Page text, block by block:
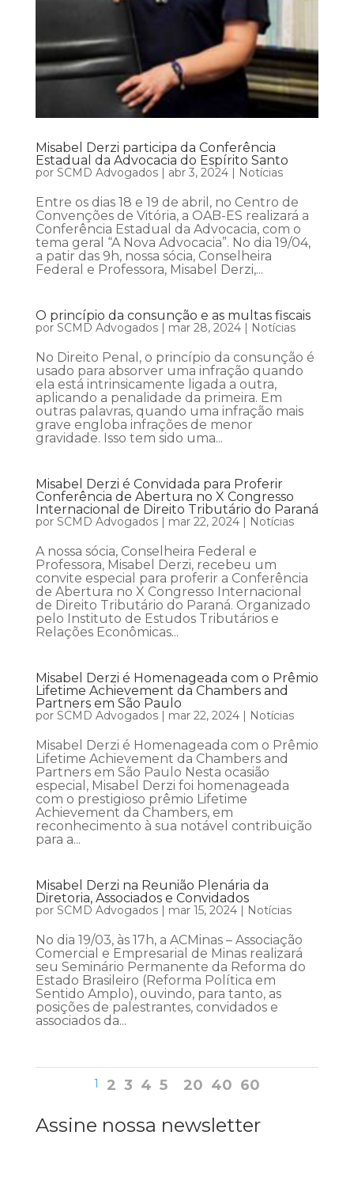
Misabel Derzi participa da Conferência
Estadual da Advocacia do Espírito Santo
por SCMD Advogados| abr 3, 2024| Notícias
Entre os dias 18 e 19 de abril, no Centro de
Convenções de Vitória, a OAB-ES realizará a
Conferência Estadual da Advocacia, com o
tema geral “A Nova Advocacia”. No dia 19/04,
a patir das 9h, nossa sócia, Conselheira
Federal e Professora, Misabel Derzi,...
O princípio da consunção e as multas fiscais
por SCMD Advogados| mar 28, 2024| Notícias
No Direito Penal, o princípio da consunção é
usado para absorver uma infração quando
ela está intrinsicamente ligada a outra,
aplicando a penalidade da primeira. Em
outras palavras, quando uma infração mais
grave engloba infrações de menor
gravidade. Isso tem sido uma...
Misabel Derzi é Convidada para Proferir
Conferência de Abertura no X Congresso
Internacional de Direito Tributário do Paraná
por SCMD Advogados| mar 22, 2024| Notícias
A nossa sócia, Conselheira Federal e
Professora, Misabel Derzi, recebeu um
convite especial para proferir a Conferência
de Abertura no X Congresso Internacional
de Direito Tributário do Paraná. Organizado
pelo Instituto de Estudos Tributários e
Relações Econômicas...
Misabel Derzi é Homenageada com o Prêmio
Lifetime Achievement da Chambers and
Partners em São Paulo
por SCMD Advogados| mar 22, 2024| Notícias
Misabel Derzi é Homenageada com o Prêmio
Lifetime Achievement da Chambers and
Partners em São Paulo Nesta ocasião
especial, Misabel Derzi foi homenageada
com o prestigioso prêmio Lifetime
Achievement da Chambers, em
reconhecimento à sua notável contribuição
para a...
Misabel Derzi na Reunião Plenária da
Diretoria, Associados e Convidados
por SCMD Advogados| mar 15, 2024| Notícias
No dia 19/03, às 17h, a ACMinas – Associação
Comercial e Empresarial de Minas realizará
seu Seminário Permanente da Reforma do
Estado Brasileiro (Reforma Política em
Sentido Amplo), ouvindo, para tanto, as
posições de palestrantes, convidados e
associados da...
1 2 3 4 5 20 40 60
Assine nossa newsletter